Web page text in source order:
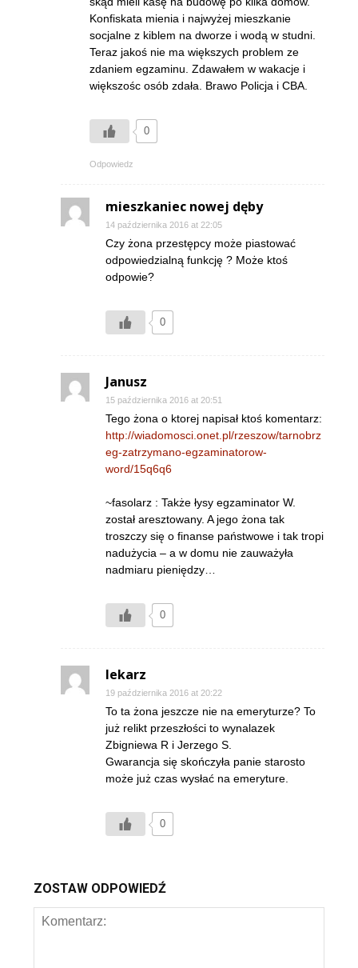
Konfiskata mienia i najwyżej mieszkanie
socjalne z kiblem na dworze i wodą w studni.
Teraz jakoś nie ma większych problem ze
zdaniem egzaminu. Zdawałem w wakacje i
większośc osób zdała. Brawo Policja i CBA.
0
Odpowiedz
mieszkaniec nowej dęby
14 października 2016 at 22:05
Czy żona przestępcy może piastować
odpowiedzialną funkcję ? Może ktoś
odpowie?
0
Janusz
15 października 2016 at 20:51
Tego żona o ktorej napisał ktoś komentarz:
http://wiadomosci.onet.pl/rzeszow/tarnobrz
eg-zatrzymano-egzaminatorow-
word/15q6q6
~fasolarz : Także łysy egzaminator W.
został aresztowany. A jego żona tak
troszczy się o finanse państwowe i tak tropi
nadużycia – a w domu nie zauważyła
nadmiaru pieniędzy…
0
lekarz
19 października 2016 at 20:22
To ta żona jeszcze nie na emeryturze? To
już relikt przeszłości to wynalazek
Zbigniewa R i Jerzego S.
Gwarancja się skończyła panie starosto
może już czas wysłać na emeryture.
0
ZOSTAW ODPOWIEDŹ